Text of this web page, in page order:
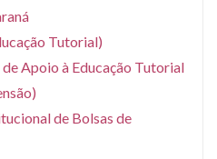
Tutorial)
Apoio à Educação Tutorial
de Bolsas de